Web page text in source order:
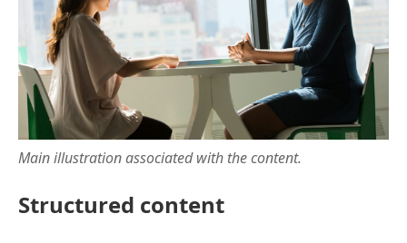
Main illustration associated with the content.
Structured content